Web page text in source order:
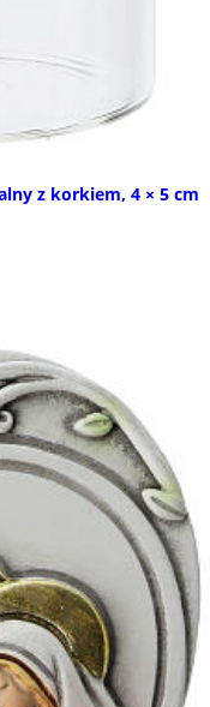
z korkiem, 4 × 5 cm